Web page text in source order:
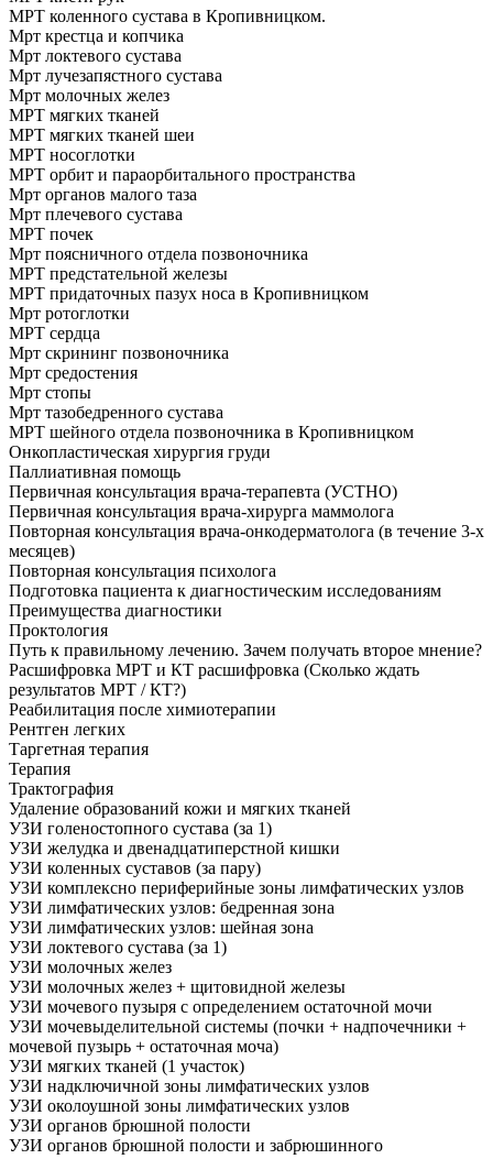
МРТ коленного сустава в Кропивницком.
Мрт крестца и копчика
Мрт локтевого сустава
Мрт лучезапястного сустава
Мрт молочных желез
МРТ мягких тканей
МРТ мягких тканей шеи
МРТ носоглотки
МРТ орбит и параорбитального пространства
Мрт органов малого таза
Мрт плечевого сустава
МРТ почек
Мрт поясничного отдела позвоночника
МРТ предстательной железы
МРТ придаточных пазух носа в Кропивницком
Мрт ротоглотки
МРТ сердца
Мрт скрининг позвоночника
Мрт средостения
Мрт стопы
Мрт тазобедренного сустава
МРТ шейного отдела позвоночника в Кропивницком
Онкопластическая хирургия груди
Паллиативная помощь
Первичная консультация врача-терапевта (УСТНО)
Первичная консультация врача-хирурга маммолога
Повторная консультация врача-онкодерматолога (в течение 3-х
месяцев)
Повторная консультация психолога
Подготовка пациента к диагностическим исследованиям
Преимущества диагностики
Проктология
Путь к правильному лечению. Зачем получать второе мнение?
Расшифровка МРТ и КТ расшифровка (Сколько ждать
результатов МРТ / КТ?)
Реабилитация после химиотерапии
Рентген легких
Таргетная терапия
Терапия
Трактография
Удаление образований кожи и мягких тканей
УЗИ голеностопного сустава (за 1)
УЗИ желудка и двенадцатиперстной кишки
УЗИ коленных суставов (за пару)
УЗИ комплексно периферийные зоны лимфатических узлов
УЗИ лимфатических узлов: бедренная зона
УЗИ лимфатических узлов: шейная зона
УЗИ локтевого сустава (за 1)
УЗИ молочных желез
УЗИ молочных желез + щитовидной железы
УЗИ мочевого пузыря с определением остаточной мочи
УЗИ мочевыделительной системы (почки + надпочечники +
мочевой пузырь + остаточная моча)
УЗИ мягких тканей (1 участок)
УЗИ надключичной зоны лимфатических узлов
УЗИ околоушной зоны лимфатических узлов
УЗИ органов брюшной полости
УЗИ органов брюшной полости и забрюшинного